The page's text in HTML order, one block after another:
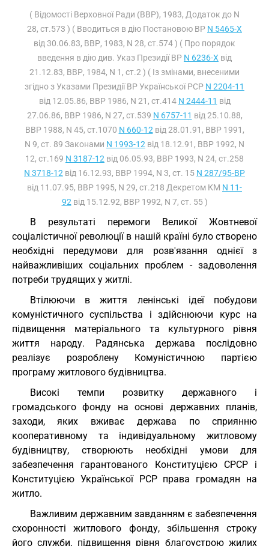
( Відомості Верховної Ради (ВВР), 1983, Додаток до N
28, ст.573 ) ( Вводиться в дію Постановою ВР N 5465-X
від 30.06.83, ВВР, 1983, N 28, ст.574 ) ( Про порядок
введення в дію див. Указ Президії ВР N 6236-X від
21.12.83, ВВР, 1984, N 1, ст.2 ) ( Із змінами, внесеними
згідно з Указами Президії ВР Української РСР N 2204-11
від 12.05.86, ВВР 1986, N 21, ст.414 N 2444-11 від
27.06.86, ВВР 1986, N 27, ст.539 N 6757-11 від 25.10.88,
ВВР 1988, N 45, ст.1070 N 660-12 від 28.01.91, ВВР 1991,
N 9, ст. 89 Законами N 1993-12 від 18.12.91, ВВР 1992, N
12, ст.169 N 3187-12 від 06.05.93, ВВР 1993, N 24, ст.258
N 3718-12 від 16.12.93, ВВР 1994, N 3, ст. 15 N 287/95-ВР
від 11.07.95, ВВР 1995, N 29, ст.218 Декретом КМ N 11-
92 від 15.12.92, ВВР 1992, N 7, ст. 55 )
В результаті перемоги Великої Жовтневої
соціалістичної революції в нашій країні було створено
необхідні передумови для розв'язання однієї з
найважливіших соціальних проблем - задоволення
потреби трудящих у житлі.
Втілюючи в життя ленінські ідеї побудови
комуністичного суспільства і здійснюючи курс на
підвищення матеріального та культурного рівня
життя народу. Радянська держава послідовно
реалізує розроблену Комуністичною партією
програму житлового будівництва.
Високі темпи розвитку державного і
громадського фонду на основі державних планів,
заходи, яких вживає держава по сприянню
кооперативному та індивідуальному житловому
будівництву, створюють необхідні умови для
забезпечення гарантованого Конституцією СРСР і
Конституцією Української РСР права громадян на
житло.
Важливим державним завданням є забезпечення
схоронності житлового фонду, збільшення строку
його служби, підвищення рівня благоустрою жилих